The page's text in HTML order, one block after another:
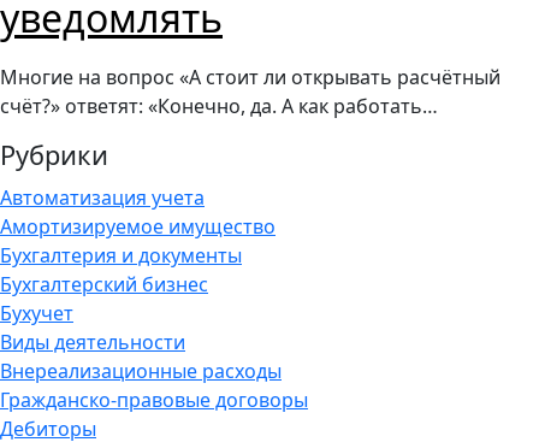
уведомлять
Многие на вопрос «А стоит ли открывать расчётный
счёт?» ответят: «Конечно, да. А как работать…
Рубрики
Автоматизация учета
Амортизируемое имущество
Бухгалтерия и документы
Бухгалтерский бизнес
Бухучет
Виды деятельности
Внереализационные расходы
Гражданско-правовые договоры
Дебиторы